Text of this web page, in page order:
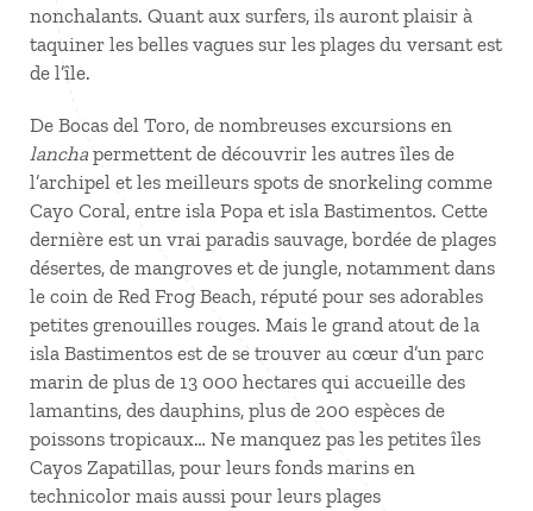
nonchalants. Quant aux surfers, ils auront plaisir à
taquiner les belles vagues sur les plages du versant est
de l’île.
De Bocas del Toro, de nombreuses excursions en
lancha permettent de découvrir les autres îles de
l’archipel et les meilleurs spots de snorkeling comme
Cayo Coral, entre isla Popa et isla Bastimentos. Cette
dernière est un vrai paradis sauvage, bordée de plages
désertes, de mangroves et de jungle, notamment dans
le coin de Red Frog Beach, réputé pour ses adorables
petites grenouilles rouges. Mais le grand atout de la
isla Bastimentos est de se trouver au cœur d’un parc
marin de plus de 13 000 hectares qui accueille des
lamantins, des dauphins, plus de 200 espèces de
poissons tropicaux… Ne manquez pas les petites îles
Cayos Zapatillas, pour leurs fonds marins en
technicolor mais aussi pour leurs plages